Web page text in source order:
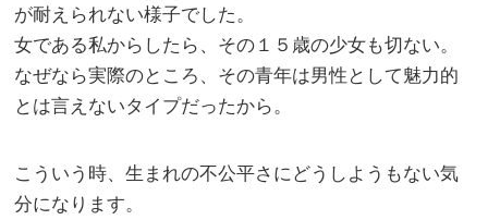
が耐えられない様子でした。
女である私からしたら、その１５歳の少女も切ない。
なぜなら実際のところ、その青年は男性として魅力的
とは言えないタイプだったから。
こういう時、生まれの不公平さにどうしようもない気
分になります。